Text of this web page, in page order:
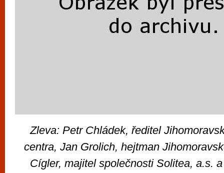
Zleva: Petr Chládek, ředitel
centra, Jan Grolich, hejtman
Cígler, majitel společnosti Solitea, a.s.